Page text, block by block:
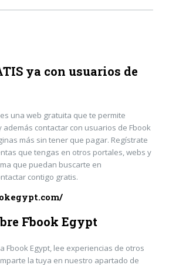
ya con usuarios de
una web gratuita que te permite
contactar con usuarios de Fbook
más sin tener que pagar. Regístrate
que tengas en otros portales, webs y
que puedan buscarte en
contigo gratis.
Fbook Egypt
Fbook Egypt, lee experiencias de otros
la tuya en nuestro apartado de